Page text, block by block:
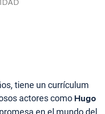
tiene un currículum
actores como Hugo
en el mundo del